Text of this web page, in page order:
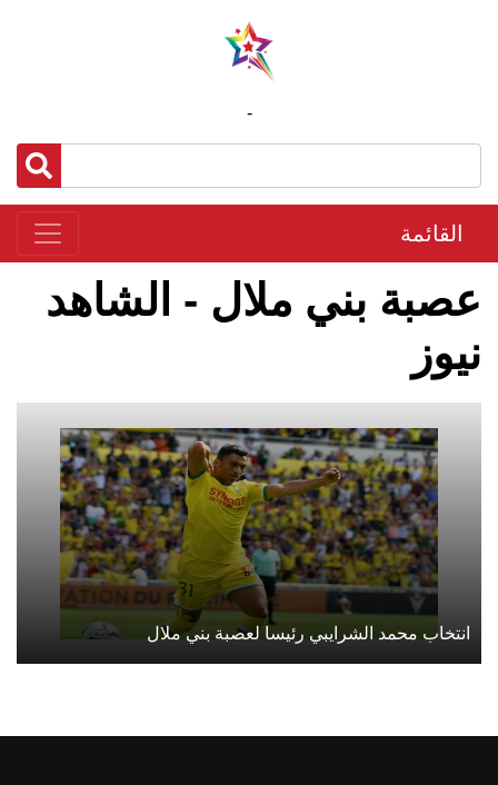
-
القائمة
عصبة بني ملال - الشاهد
نيوز
انتخاب محمد الشرايبي رئيسا لعصبة بني ملال